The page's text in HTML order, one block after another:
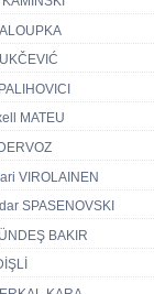
MATEU
VIROLAINEN
SPASENOVSKI
BAKIR